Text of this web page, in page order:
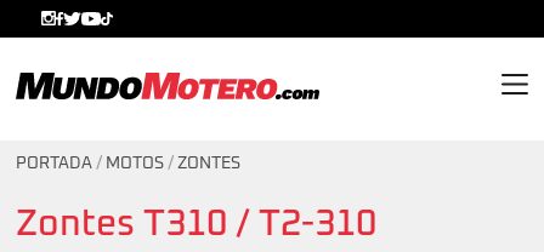
PORTADA / MOTOS / ZONTES
Zontes T310 / T2-310